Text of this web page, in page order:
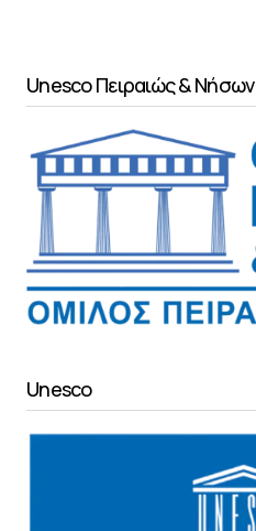
Unesco Πειραιώς & Νήσων
Unesco